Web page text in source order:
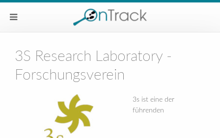
3S Research Laboratory -
Forschungsverein
3s ist eine der
führenden